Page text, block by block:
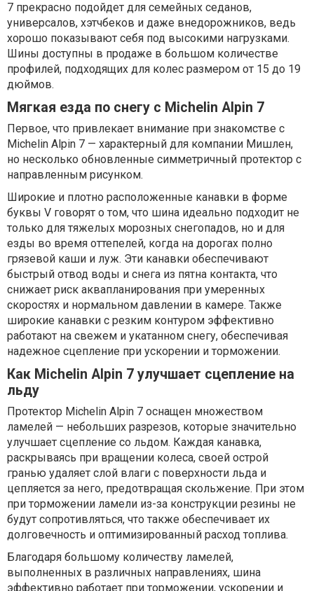
7 прекрасно подойдет для семейных седанов,
универсалов, хэтчбеков и даже внедорожников, ведь
хорошо показывают себя под высокими нагрузками.
Шины доступны в продаже в большом количестве
профилей, подходящих для колес размером от 15 до 19
дюймов.
Мягкая езда по снегу с Michelin Alpin 7
Первое, что привлекает внимание при знакомстве с
Michelin Alpin 7 — характерный для компании Мишлен,
но несколько обновленные симметричный протектор с
направленным рисунком.
Широкие и плотно расположенные канавки в форме
буквы V говорят о том, что шина идеально подходит не
только для тяжелых морозных снегопадов, но и для
езды во время оттепелей, когда на дорогах полно
грязевой каши и луж. Эти канавки обеспечивают
быстрый отвод воды и снега из пятна контакта, что
снижает риск аквапланирования при умеренных
скоростях и нормальном давлении в камере. Также
широкие канавки с резким контуром эффективно
работают на свежем и укатанном снегу, обеспечивая
надежное сцепление при ускорении и торможении.
Как Michelin Alpin 7 улучшает сцепление на
льду
Протектор Michelin Alpin 7 оснащен множеством
ламелей — небольших разрезов, которые значительно
улучшает сцепление со льдом. Каждая канавка,
раскрываясь при вращении колеса, своей острой
гранью удаляет слой влаги с поверхности льда и
цепляется за него, предотвращая скольжение. При этом
при торможении ламели из-за конструкции резины не
будут сопротивляться, что также обеспечивает их
долговечность и оптимизированный расход топлива.
Благодаря большому количеству ламелей,
выполненных в различных направлениях, шина
эффективно работает при торможении, ускорении и